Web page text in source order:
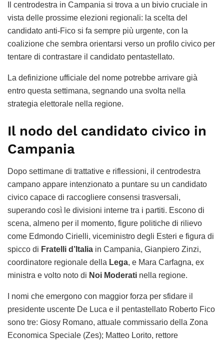
Il centrodestra in Campania si trova a un bivio cruciale in
vista delle prossime elezioni regionali: la scelta del
candidato anti-Fico si fa sempre più urgente, con la
coalizione che sembra orientarsi verso un profilo civico per
tentare di contrastare il candidato pentastellato.
La definizione ufficiale del nome potrebbe arrivare già
entro questa settimana, segnando una svolta nella
strategia elettorale nella regione.
Il nodo del candidato civico in
Campania
Dopo settimane di trattative e riflessioni, il centrodestra
campano appare intenzionato a puntare su un candidato
civico capace di raccogliere consensi trasversali,
superando così le divisioni interne tra i partiti. Escono di
scena, almeno per il momento, figure politiche di rilievo
come Edmondo Cirielli, viceministro degli Esteri e figura di
spicco di Fratelli d’Italia in Campania, Gianpiero Zinzi,
coordinatore regionale della Lega, e Mara Carfagna, ex
ministra e volto noto di Noi Moderati nella regione.
I nomi che emergono con maggior forza per sfidare il
presidente uscente De Luca e il pentastellato Roberto Fico
sono tre: Giosy Romano, attuale commissario della Zona
Economica Speciale (Zes); Matteo Lorito, rettore